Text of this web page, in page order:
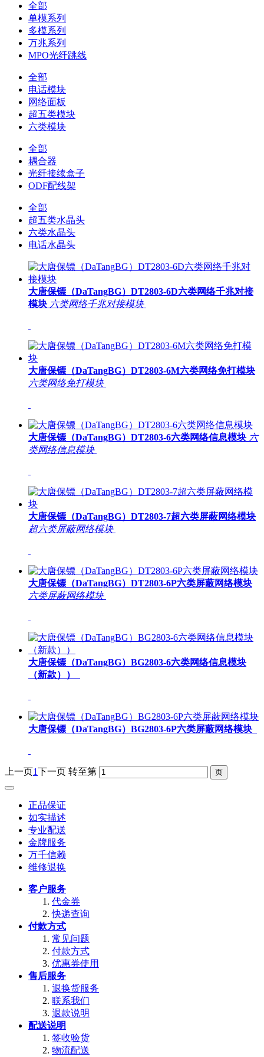
全部
单模系列
多模系列
万兆系列
MPO光纤跳线
全部
电话模块
网络面板
超五类模块
六类模块
全部
耦合器
光纤接续盒子
ODF配线架
全部
超五类水晶头
六类水晶头
电话水晶头
大唐保镖（DaTangBG）DT2803-6D六类网络千兆对接
模块 六类网络千兆对接模块
大唐保镖（DaTangBG）DT2803-6M六类网络免打模块
六类网络免打模块
大唐保镖（DaTangBG）DT2803-6六类网络信息模块 六
类网络信息模块
大唐保镖（DaTangBG）DT2803-7超六类屏蔽网络模块
超六类屏蔽网络模块
大唐保镖（DaTangBG）DT2803-6P六类屏蔽网络模块
六类屏蔽网络模块
大唐保镖（DaTangBG）BG2803-6六类网络信息模块
（新款））
大唐保镖（DaTangBG）BG2803-6P六类屏蔽网络模块
上一页1下一页 转至第
正品保证
如实描述
专业配送
金牌服务
万千信赖
维修退换
客户服务
代金券
快递查询
付款方式
常见问题
付款方式
优惠券使用
售后服务
退换货服务
联系我们
退款说明
配送说明
签收验货
物流配送